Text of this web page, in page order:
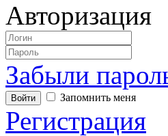
Авторизация
Забыли
Запомнить меня
Регистрация